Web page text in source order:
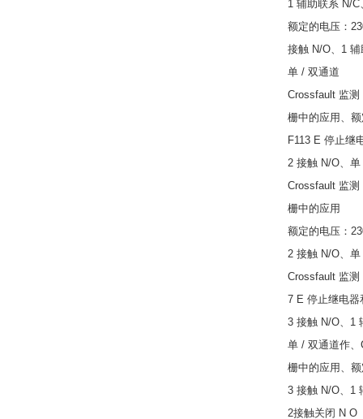
1 辅助联系 N/
额定的电压：
接触 N/O、1
单 / 双通道
Crossfault 监测
栅中的应用、
F113 E 停止继
2 接触 N/O、
Crossfault 监测
栅中的应用
额定的电压：
2 接触 N/O、
Crossfault 监测
7 E 停止继电器
3 接触 N/O、1
单 / 双通道作
栅中的应用、
3 接触 N/O、1
2接触关闭 N O